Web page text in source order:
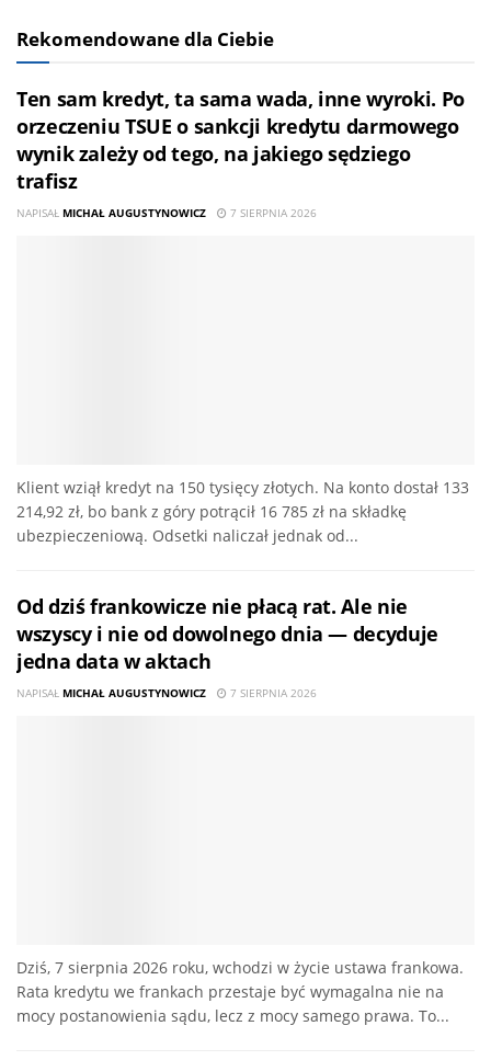
Rekomendowane dla Ciebie
Ten sam kredyt, ta sama wada, inne wyroki. Po
orzeczeniu TSUE o sankcji kredytu darmowego
wynik zależy od tego, na jakiego sędziego
trafisz
NAPISAŁ MICHAŁ AUGUSTYNOWICZ 7 SIERPNIA 2026
Klient wziął kredyt na 150 tysięcy złotych. Na konto dostał 133
214,92 zł, bo bank z góry potrącił 16 785 zł na składkę
ubezpieczeniową. Odsetki naliczał jednak od...
Od dziś frankowicze nie płacą rat. Ale nie
wszyscy i nie od dowolnego dnia — decyduje
jedna data w aktach
NAPISAŁ MICHAŁ AUGUSTYNOWICZ 7 SIERPNIA 2026
Dziś, 7 sierpnia 2026 roku, wchodzi w życie ustawa frankowa.
Rata kredytu we frankach przestaje być wymagalna nie na
mocy postanowienia sądu, lecz z mocy samego prawa. To...